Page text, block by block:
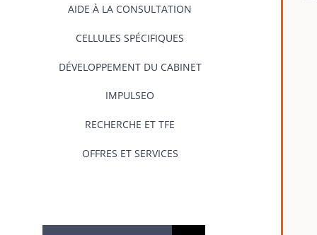
AIDE À LA CONSULTATION
CELLULES SPÉCIFIQUES
DÉVELOPPEMENT DU CABINET
IMPULSEO
RECHERCHE ET TFE
OFFRES ET SERVICES